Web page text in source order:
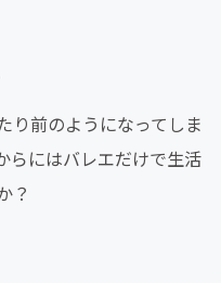
り前のようになってしま
らにはバレエだけで生活
？